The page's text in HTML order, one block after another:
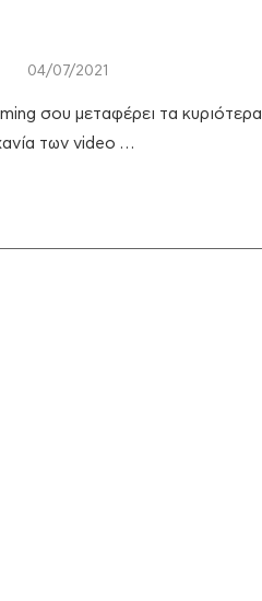
04/07/2021
σου μεταφέρει τα κυριότερα
των video …